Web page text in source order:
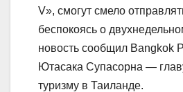
V», смогут смело
беспокоясь о
новость сообщил Bangkok
Ютасака Супасорна —
туризму в Таиланде.